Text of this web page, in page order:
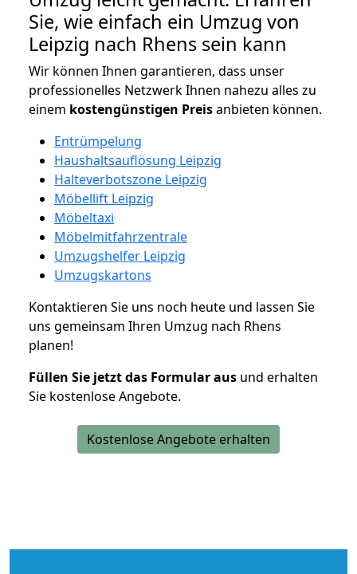
Sie, wie einfach ein Umzug von
Leipzig nach Rhens sein kann
Wir können Ihnen garantieren, dass unser
professionelles Netzwerk Ihnen nahezu alles zu
einem kostengünstigen Preisanbieten können.
Entrümpelung
Haushaltsauflösung Leipzig
Halteverbotszone Leipzig
Möbellift Leipzig
Möbeltaxi
Möbelmitfahrzentrale
Umzugshelfer Leipzig
Umzugskartons
Kontaktieren Sie uns noch heute und lassen Sie
uns gemeinsam Ihren Umzug nach Rhens
planen!
Füllen Sie jetzt das Formular aus und erhalten
Sie kostenlose Angebote.
Kostenlose Angebote erhalten